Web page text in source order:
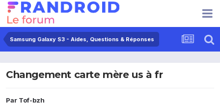
Samsung Galaxy S3 - Aides, Questions & Réponses
Changement carte mère us à fr
Par Tof-bzh